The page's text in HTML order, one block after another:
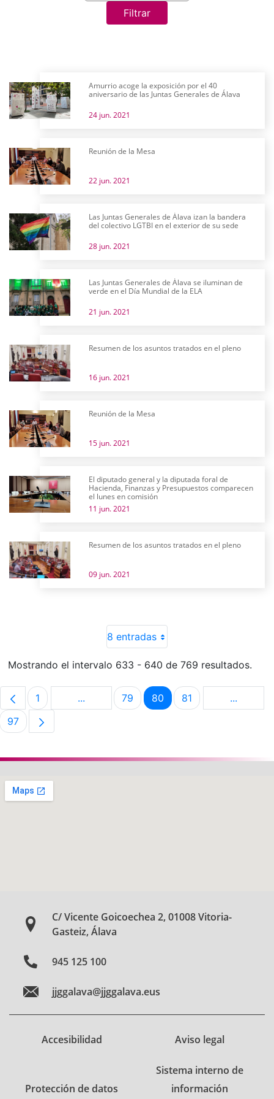
Filtrar
Amurrio acoge la exposición por el 40
aniversario de las Juntas Generales de Álava
24 jun. 2021
Reunión de la Mesa
22 jun. 2021
Las Juntas Generales de Álava izan la bandera
del colectivo LGTBI en el exterior de su sede
28 jun. 2021
Las Juntas Generales de Álava se iluminan de
verde en el Día Mundial de la ELA
21 jun. 2021
Resumen de los asuntos tratados en el pleno
16 jun. 2021
Reunión de la Mesa
15 jun. 2021
El diputado general y la diputada foral de
Hacienda, Finanzas y Presupuestos comparecen
el lunes en comisión
11 jun. 2021
Resumen de los asuntos tratados en el pleno
09 jun. 2021
8 entradas
Mostrando el intervalo 633 - 640 de 769 resultados.
Página
1 ...Páginas intermedias Use TAB para
Página
79 Página
80 Página
81 ...Páginas
Página
97
C/ Vicente Goicoechea 2, 01008 Vitoria-
Gasteiz, Álava
945 125 100
jjggalava@jjggalava.eus
Accesibilidad Aviso legal
Protección de datos
Sistema interno de
información